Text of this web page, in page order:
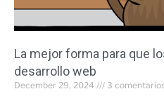
La mejor forma para que
desarrollo web
December 29, 2024 3